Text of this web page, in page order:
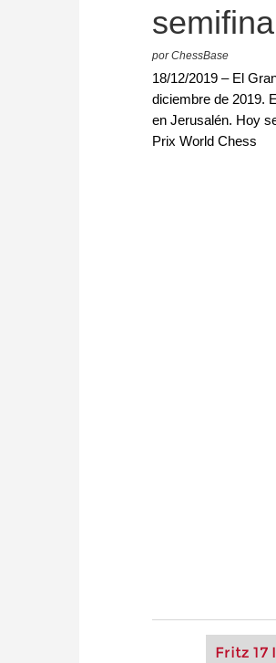
por ChessBase
18/12/2019 – El
diciembre de 2019.
en Jerusalén. Hoy
Prix World Chess
Fritz 17